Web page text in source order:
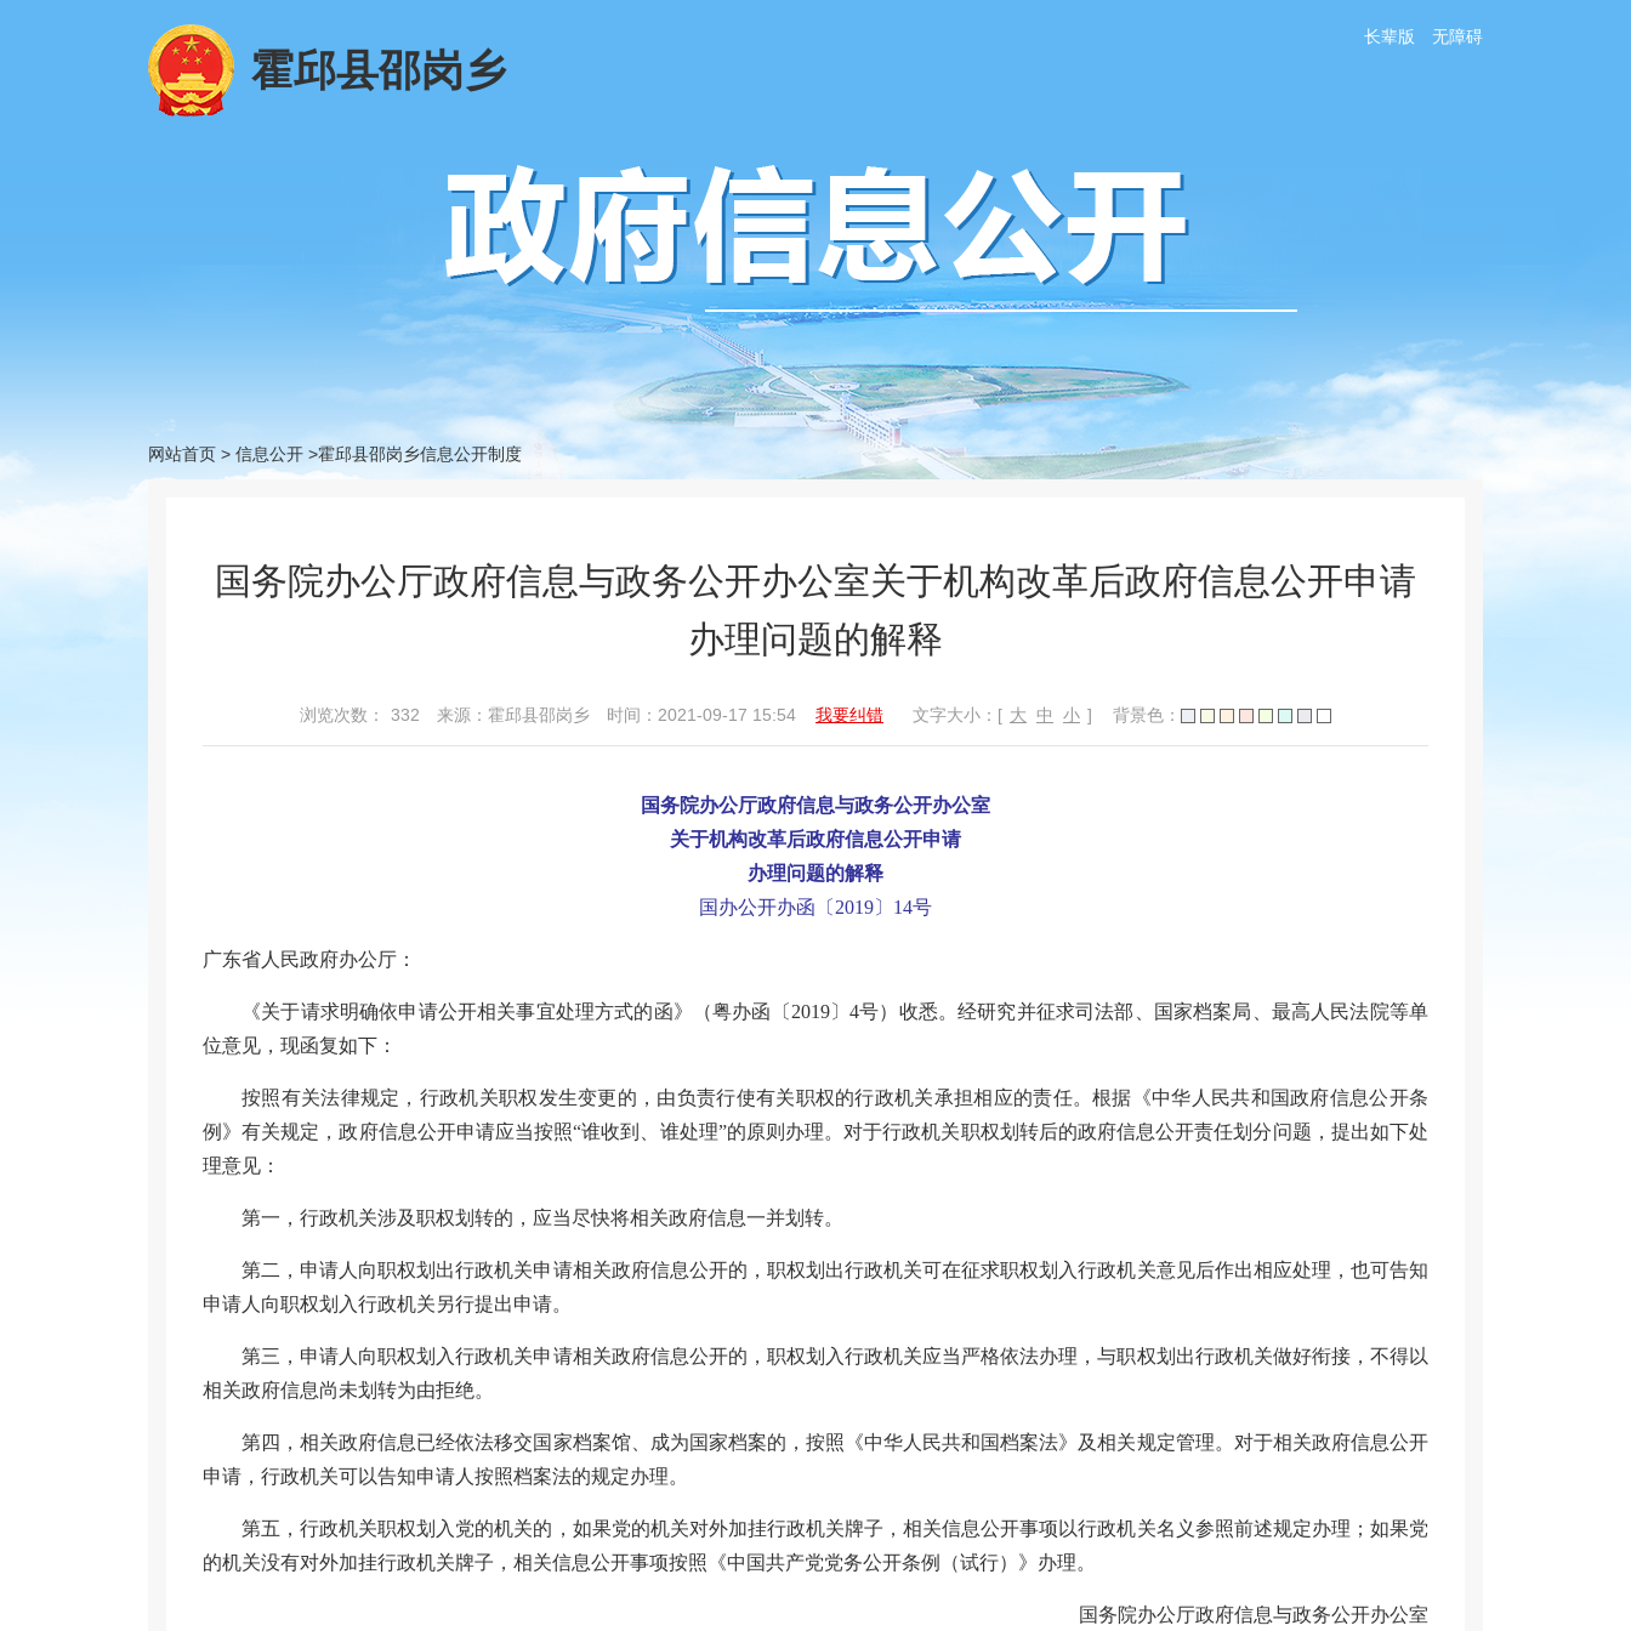
霍邱县邵岗乡
长辈版 无障碍
网站首页 > 信息公开 >霍邱县邵岗乡信息公开制度
国务院办公厅政府信息与政务公开办公室关于机构改革后政府信息公开申请
办理问题的解释
浏览次数： 332 来源：霍邱县邵岗乡 时间：2021-09-17 15:54 我要纠错 文字大小：[ 大 中 小 ] 背景色：
国务院办公厅政府信息与政务公开办公室
关于机构改革后政府信息公开申请
办理问题的解释
国办公开办函〔2019〕14号
广东省人民政府办公厅：
《关于请求明确依申请公开相关事宜处理方式的函》（粤办函〔2019〕4号）收悉。经研究并征求司法部、国家档案局、最高人民法院等单
位意见，现函复如下：
按照有关法律规定，行政机关职权发生变更的，由负责行使有关职权的行政机关承担相应的责任。根据《中华人民共和国政府信息公开条
例》有关规定，政府信息公开申请应当按照“谁收到、谁处理”的原则办理。对于行政机关职权划转后的政府信息公开责任划分问题，提出如下处
理意见：
第一，行政机关涉及职权划转的，应当尽快将相关政府信息一并划转。
第二，申请人向职权划出行政机关申请相关政府信息公开的，职权划出行政机关可在征求职权划入行政机关意见后作出相应处理，也可告知
申请人向职权划入行政机关另行提出申请。
第三，申请人向职权划入行政机关申请相关政府信息公开的，职权划入行政机关应当严格依法办理，与职权划出行政机关做好衔接，不得以
相关政府信息尚未划转为由拒绝。
第四，相关政府信息已经依法移交国家档案馆、成为国家档案的，按照《中华人民共和国档案法》及相关规定管理。对于相关政府信息公开
申请，行政机关可以告知申请人按照档案法的规定办理。
第五，行政机关职权划入党的机关的，如果党的机关对外加挂行政机关牌子，相关信息公开事项以行政机关名义参照前述规定办理；如果党
的机关没有对外加挂行政机关牌子，相关信息公开事项按照《中国共产党党务公开条例（试行）》办理。
国务院办公厅政府信息与政务公开办公室